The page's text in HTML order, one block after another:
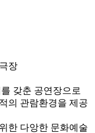
장
갖춘 공연장으로
의 관람환경을 제공
한 다앙한 문화예술